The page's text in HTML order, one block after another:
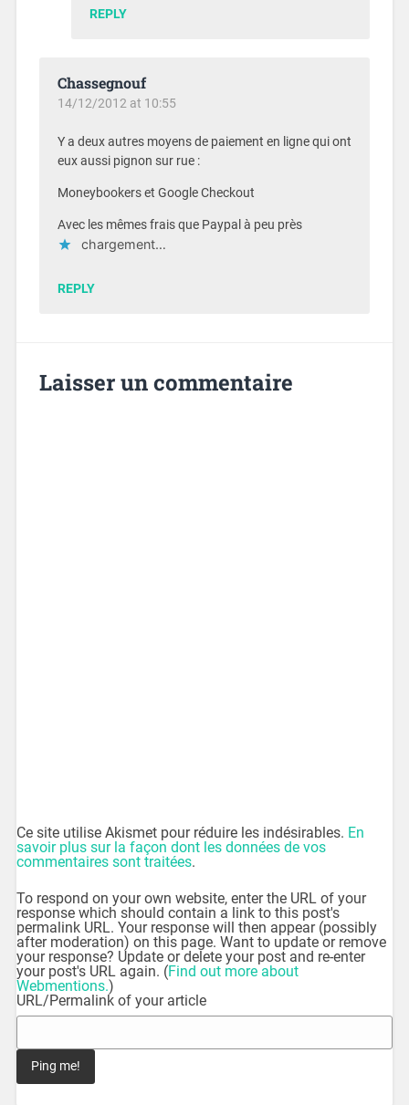
REPLY
Chassegnouf
14/12/2012 at 10:55
Y a deux autres moyens de paiement en ligne qui ont
eux aussi pignon sur rue :
Moneybookers et Google Checkout
Avec les mêmes frais que Paypal à peu près
chargement…
REPLY
Laisser un commentaire
Ce site utilise Akismet pour réduire les indésirables. En
savoir plus sur la façon dont les données de vos
commentaires sont traitées.
To respond on your own website, enter the URL of your
response which should contain a link to this post's
permalink URL. Your response will then appear (possibly
after moderation) on this page. Want to update or remove
your response? Update or delete your post and re-enter
your post's URL again. (Find out more about
Webmentions.)
URL/Permalink of your article